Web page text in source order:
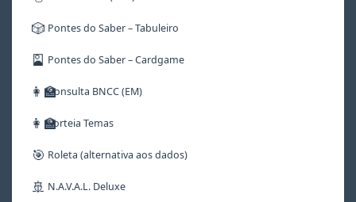
🎲 Pontes do Saber – Tabuleiro
🎴 Pontes do Saber – Cardgame
👩‍🏫Consulta BNCC (EM)
👩‍🏫Sorteia Temas
🎯 Roleta (alternativa aos dados)
🚢 N.A.V.A.L. Deluxe